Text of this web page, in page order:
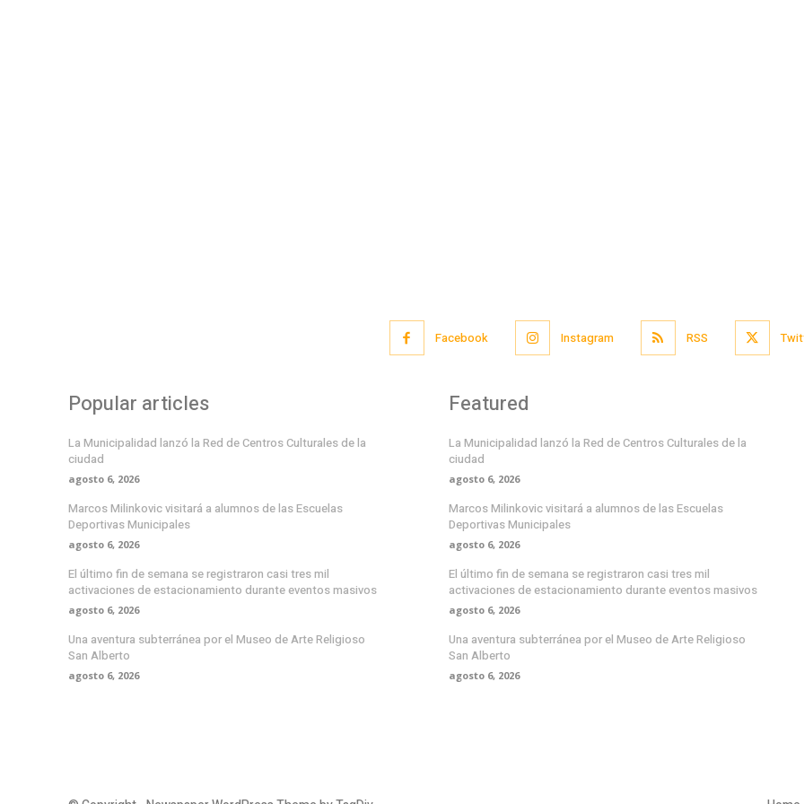
Facebook Instagram RSS
Popular articles
La Municipalidad lanzó la Red de Centros Culturales de la
ciudad
agosto 6, 2026
Marcos Milinkovic visitará a alumnos de las Escuelas
Deportivas Municipales
agosto 6, 2026
El último fin de semana se registraron casi tres mil
activaciones de estacionamiento durante eventos masivos
agosto 6, 2026
Una aventura subterránea por el Museo de Arte Religioso
San Alberto
agosto 6, 2026
Featured
La Municipalidad lanzó la Red de Centros Culturales de la
ciudad
agosto 6, 2026
Marcos Milinkovic visitará a alumnos de las Escuelas
Deportivas Municipales
agosto 6, 2026
El último fin de semana se registraron casi tres mil
activaciones de estacionamiento durante eventos masivos
agosto 6, 2026
Una aventura subterránea por el Museo de Arte Religioso
San Alberto
agosto 6, 2026